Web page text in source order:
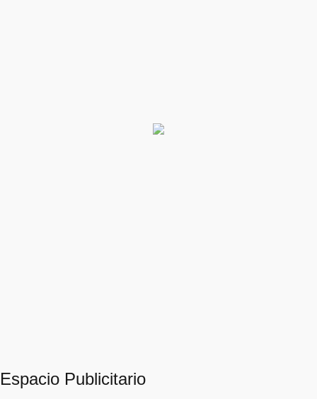
Espacio Publicitario